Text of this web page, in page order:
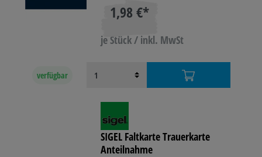
1,98 €*
je Stück / inkl. MwSt
verfügbar
SIGEL Faltkarte Trauerkarte
Anteilnahme